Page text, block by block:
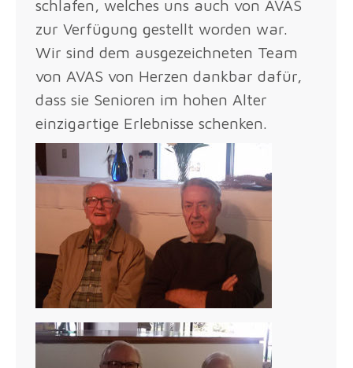
schlafen, welches uns auch von AVAS
zur Verfügung gestellt worden war.
Wir sind dem ausgezeichneten Team
von AVAS von Herzen dankbar dafür,
dass sie Senioren im hohen Alter
einzigartige Erlebnisse schenken.